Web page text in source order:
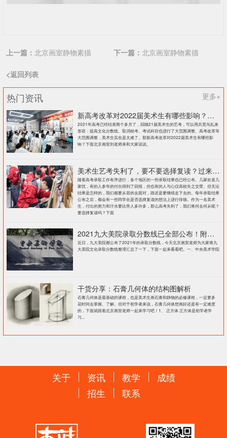
上一篇： 北京画室静物素描 下一篇： 北京画室静物素描
<返回列表
热门资讯
更多+
新高考改革对2022届美术生有哪些影响？北京画室刘老师来和大家说说
2021年高考已经结束两个多月了，回顾21届美术生的艺考，可以用兵荒马乱来
形容：提高文化分数线、取消校考、考试科目也进行了大范围调整、高考改革等
大范围调整，美术生实在是太难了。那新高考改革对2022届美术生有哪些影
响？下面北京画室刘老师来和大家说说。
美术生艺考失利了，要不要选择复读？过来人提出这几点建议
随着高考录取工作有序进行，各个地区的一些录取结果也已经公布。几家欢喜几
家忧，有的人多年的付出得到了回报，但也有的人与心仪高校失之交臂。但无论
结果是怎样的，我们都要从容的去面对，路还是要继续走下去的。每年录取结果
公布之后，都会有一些同学在是否选择复读的想法上进行徘徊。作为一名美术
生，付出的努力和汗水要比旁人多许多，那么高考失利了，我们将何去何从呢？
要选择复读吗？下面
2021九大美院录取分数线已全部公布！附各大院校录取分数线汇总！
近日，九大美院都公布了2021年的录取分数线，今天北京画室老师为大家将九
大美院文化录取分数线整理汇总了一下，下面一起来看看吧。一、中央美术学院
干货分享：石膏几何体的结构图解析
石膏几何体是最基础的课程，也是美术生画石膏和静物的必修课程，一定要多
花时间去掌握、了解。但对于初学者来说，石膏几何体想画好还是有一定难度
的，下面就跟着北京画室老师一起来学习吧！1、 正方体 正方体是初学者学
习...
关于 资讯 教学
成绩
招生
联系